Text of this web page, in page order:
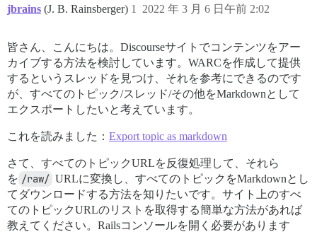
jbrains (J. B. Rainsberger) 2022 年 3 月 6 日午前 2:02
1
皆さん、こんにちは。Discourseサイトでコンテンツをアー
カイブする方法を検討しています。WARCを作成して提供
するというスレッドを見つけ、それを参考にできるのです
が、すべてのトピック/スレッド/その他をMarkdownとして
エクスポートしたいと考えています。
これを読みました： Export topic as markdown
さて、すべてのトピックURLを反復処理して、それら
を /raw/ URLに変換し、すべてのトピックをMarkdownとし
てダウンロードする方法を知りたいです。サイト上のすべ
てのトピックURLのリストを取得する簡単な方法があれば
教えてください。Railsコンソールを開く必要があります